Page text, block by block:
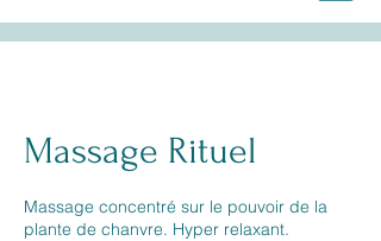
Massage Rituel
Massage concentré sur le pouvoir de la
plante de chanvre. Hyper relaxant.